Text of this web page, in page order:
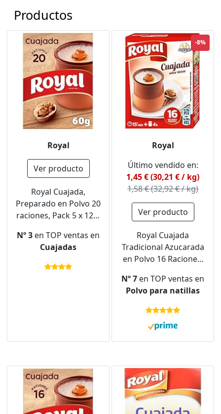
Productos
Royal
Ver producto
Royal Cuajada,
Preparado en Polvo 20
raciones, Pack 5 x 12 g
Nº 3 en TOP ventas en
Cuajadas
-8%
Royal
Último vendido en:
1,45 € (30,21 € / kg)
1,58 € (32,92 € / kg)
Ver producto
Royal Cuajada
Tradicional Azucarada
en Polvo 16 Raciones,
Nº 7 en TOP ventas en
Polvo para natillas